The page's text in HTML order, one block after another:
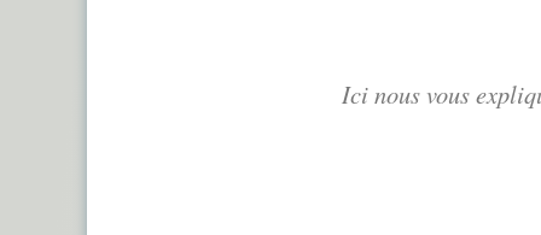
Ici nous vous